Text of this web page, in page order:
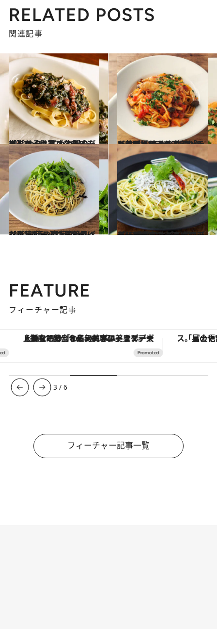
RELATED POSTS
関連記事
2024.4.15
【ごちそう春パスタレシピ】 ホタルイカ海苔クリームのっけパスタ 刻んだホタルイカでコクをプラス！
グルメ 2024.4.10
【アラビアータアレンジレシピ】 辛さの共演「チョリソーアラビアータ」 たっぷりのきのこ入りで野菜も摂れる
グルメ
2024.3.11
【春菊たっぷりパスタレシピ】 芽ひじきの絶品ペペロンチーノに 茎がほぼない“関西の春菊”をオン！
グルメ 2023.7.24
【リピ確定！ パスタレシピ】 香菜のオイルパスタ、しらすのっけ ナンプラーで味つけするとおいしい！
グルメ
FEATURE
フィーチャー記事
【銀座で出合う最旬美容】美髪ケアや上質な眠り…セルフケアのアップデートから、特別な名入れギフトまで。大人のための「ReFa GINZA」クルーズ
3 /6
フィーチャー記事一覧